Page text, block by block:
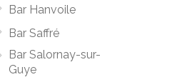
Bar Hanvoile
Bar Saffré
Bar Salornay-sur-
Guye